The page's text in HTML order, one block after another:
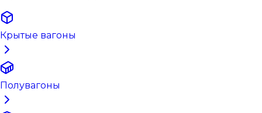
Крытые вагоны
Полувагоны